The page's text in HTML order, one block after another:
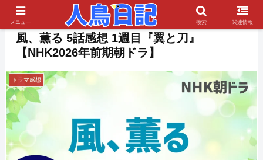
風、薫る 5話感想 1週目『翼と刀』
【NHK2026年前期朝ドラ】
ドラマ感想
メニュー 検索 関連情報